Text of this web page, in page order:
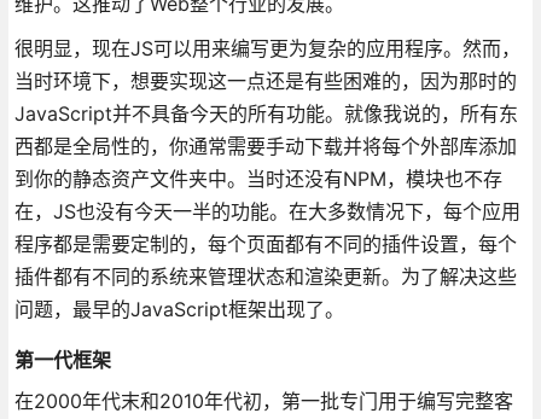
很明显，现在JS可以用来编写更为复杂的应用程序。然而，
当时环境下，想要实现这一点还是有些困难的，因为那时的
JavaScript并不具备今天的所有功能。就像我说的，所有东
西都是全局性的，你通常需要手动下载并将每个外部库添加
到你的静态资产文件夹中。当时还没有NPM，模块也不存
在，JS也没有今天一半的功能。在大多数情况下，每个应用
程序都是需要定制的，每个页面都有不同的插件设置，每个
插件都有不同的系统来管理状态和渲染更新。为了解决这些
问题，最早的JavaScript框架出现了。
第一代框架
在2000年代末和2010年代初，第一批专门用于编写完整客